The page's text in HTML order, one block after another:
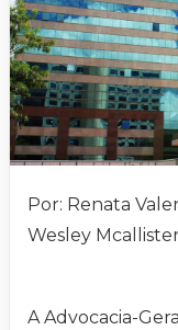
Por: Renata
Wesley
A Advocacia-